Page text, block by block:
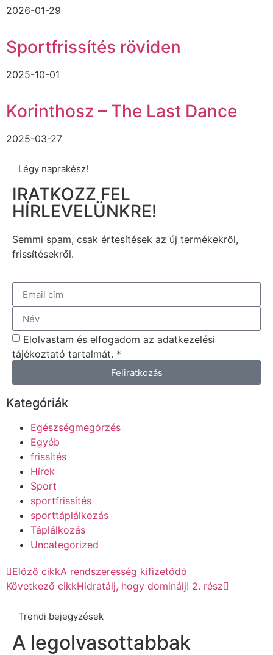
2026-01-29
Sportfrissítés röviden
2025-10-01
Korinthosz – The Last Dance
2025-03-27
Légy naprakész!
IRATKOZZ FEL
HÍRLEVELÜNKRE!
Semmi spam, csak értesítések az új termékekről,
frissítésekről.
Elolvastam és elfogadom az adatkezelési
tájékoztató tartalmát. *
Feliratkozás
Kategóriák
Egészségmegőrzés
Egyéb
frissítés
Hírek
Sport
sportfrissítés
sporttáplálkozás
Táplálkozás
Uncategorized
Előző cikkA rendszeresség kifizetődő
Következő cikkHidratálj, hogy dominálj! 2. rész
Trendi bejegyzések
A legolvasottabbak